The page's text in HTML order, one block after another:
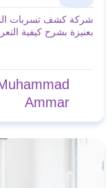
شركة كشف تسربات
بعنيزة بشرح كيفية
Ammar